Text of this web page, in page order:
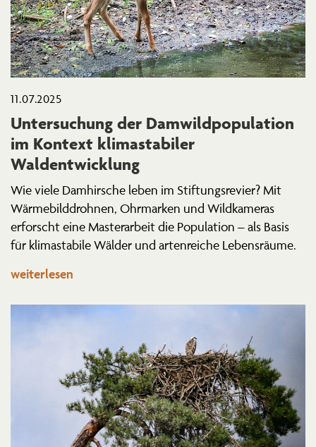
11.07.2025
Unter­su­chung der Damwild­po­pu­lation
im Kontext klima­sta­biler
Waldentwicklung
Wie viele Damhirsche leben im Stiftungs­revier? Mit
Wärme­bild­drohnen, Ohrmarken und Wildka­meras
erforscht eine Master­arbeit die Population – als Basis
für klima­stabile Wälder und arten­reiche Lebensräume.
weiterlesen